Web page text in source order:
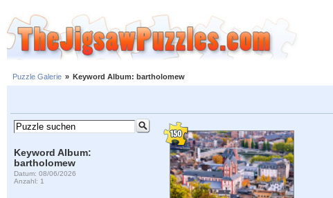
Puzzle Galerie » Keyword Album: bartholomew
Keyword Album:
bartholomew
Datum: 08/06/2026
Anzahl: 1